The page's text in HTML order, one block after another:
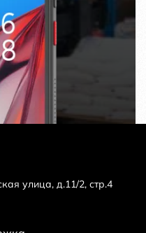
улица, д.11/2, стр.4